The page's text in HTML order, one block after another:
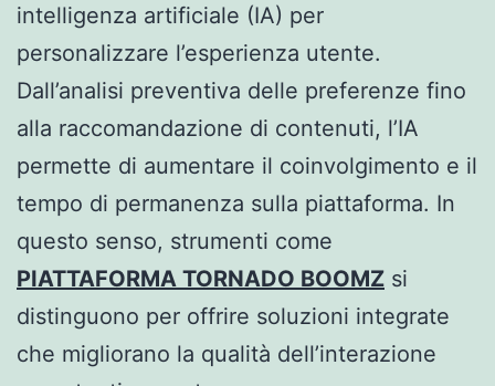
intelligenza artificiale (IA) per
personalizzare l’esperienza utente.
Dall’analisi preventiva delle preferenze fino
alla raccomandazione di contenuti, l’IA
permette di aumentare il coinvolgimento e il
tempo di permanenza sulla piattaforma. In
questo senso, strumenti come
PIATTAFORMA TORNADO BOOMZ si
distinguono per offrire soluzioni integrate
che migliorano la qualità dell’interazione